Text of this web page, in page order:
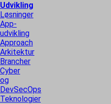
Udvikling
Løsninger
App-
udvikling
Approach
Arkitektur
Brancher
Cyber
og
DevSecOps
Teknologier